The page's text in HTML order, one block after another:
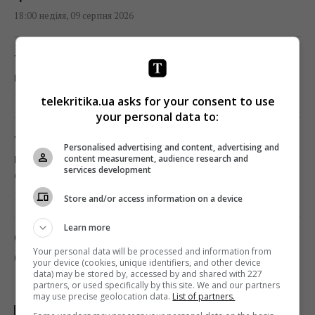
18:00 неділя, 09 серпня 2026
У єгипетських гробницях знаходили мед
віком у тисячі років: чому він не псується
17:34 неділя, 09 серпня 2026
Україна з прохача допомоги
перетворилася на зразкового союзника
США, - The Atlantic
17:31 неділя, 09 серпня 2026
Чи справді салат корисніший за
бутерброд: експерти дали несподівану
відповідь
17:29 неділя, 09 серпня 2026
telekritika.ua asks for your consent to use
your personal data to:
Personalised advertising and content, advertising and
content measurement, audience research and
services development
Store and/or access information on a device
Learn more
Your personal data will be processed and information from
your device (cookies, unique identifiers, and other device
data) may be stored by, accessed by and shared with 227
partners, or used specifically by this site. We and our partners
may use precise geolocation data. List of partners.